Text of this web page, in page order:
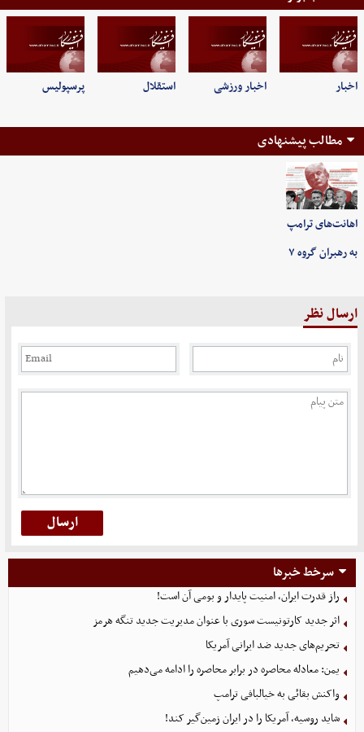
اخبار اخبار ورزشی استقلال پرسپولیس
مطالب پیشنهادی
اهانت‌های ترامپ
به رهبران گروه ۷
ارسال نظر
سرخط خبرها
راز قدرت ایران، امنیت پایدار و بومی آن است!
اثر جدید کارتونیست سوری با عنوان مدیریت جدید تنگه هرمز
تحریم‌های جدید ضد ایرانی آمریکا
یمن: معادله محاصره در برابر محاصره را ادامه می‌دهیم
واکنش بقائی به خیالبافی ترامپ
شاید روسیه، آمریکا را در ایران زمین‌گیر کند!